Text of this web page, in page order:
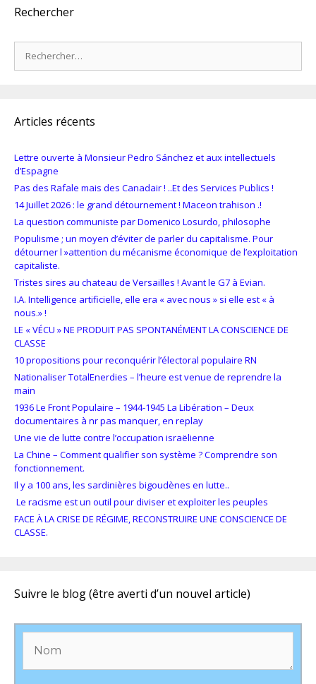
Rechercher
Articles récents
Lettre ouverte à Monsieur Pedro Sánchez et aux intellectuels
d’Espagne
Pas des Rafale mais des Canadair ! ..Et des Services Publics !
14 Juillet 2026 : le grand détournement ! Maceon trahison .!
La question communiste par Domenico Losurdo, philosophe
Populisme ; un moyen d’éviter de parler du capitalisme. Pour
détourner l »attention du mécanisme économique de l’exploitation
capitaliste.
Tristes sires au chateau de Versailles ! Avant le G7 à Evian.
I.A. Intelligence artificielle, elle era « avec nous » si elle est « à
nous.» !
LE « VÉCU » NE PRODUIT PAS SPONTANÉMENT LA CONSCIENCE DE
CLASSE
10 propositions pour reconquérir l’électoral populaire RN
Nationaliser TotalEnerdies – l’heure est venue de reprendre la
main
1936 Le Front Populaire – 1944-1945 La Libération – Deux
documentaires à nr pas manquer, en replay
Une vie de lutte contre l’occupation israëlienne
La Chine – Comment qualifier son système ? Comprendre son
fonctionnement.
Il y a 100 ans, les sardinières bigoudènes en lutte..
Le racisme est un outil pour diviser et exploiter les peuples
FACE À LA CRISE DE RÉGIME, RECONSTRUIRE UNE CONSCIENCE DE
CLASSE.
Suivre le blog (être averti d’un nouvel article)